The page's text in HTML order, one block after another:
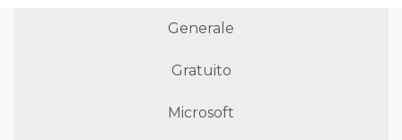
Generale
Gratuito
Microsoft